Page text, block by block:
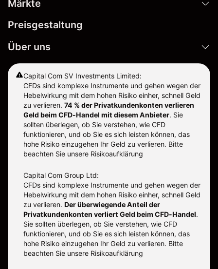
Märkte
Preisgestaltung
Über uns
Capital Com SV Investments Limited:
CFDs sind komplexe Instrumente und gehen wegen der
Hebelwirkung mit dem hohen Risiko einher, schnell Geld
zu verlieren. 74 % der Privatkundenkonten verlieren
Geld beim CFD-Handel mit diesem Anbieter. Sie
sollten überlegen, ob Sie verstehen, wie CFD
funktionieren, und ob Sie es sich leisten können, das
hohe Risiko einzugehen Ihr Geld zu verlieren. Bitte
beachten Sie unsere Risikoaufklärung
Capital Com Group Ltd:
CFDs sind komplexe Instrumente und gehen wegen der
Hebelwirkung mit dem hohen Risiko einher, schnell Geld
zu verlieren. Der überwiegende Anteil der
Privatkundenkonten verliert Geld beim CFD-Handel.
Sie sollten überlegen, ob Sie verstehen, wie CFD
funktionieren, und ob Sie es sich leisten können, das
hohe Risiko einzugehen Ihr Geld zu verlieren. Bitte
beachten Sie unsere Risikoaufklärung